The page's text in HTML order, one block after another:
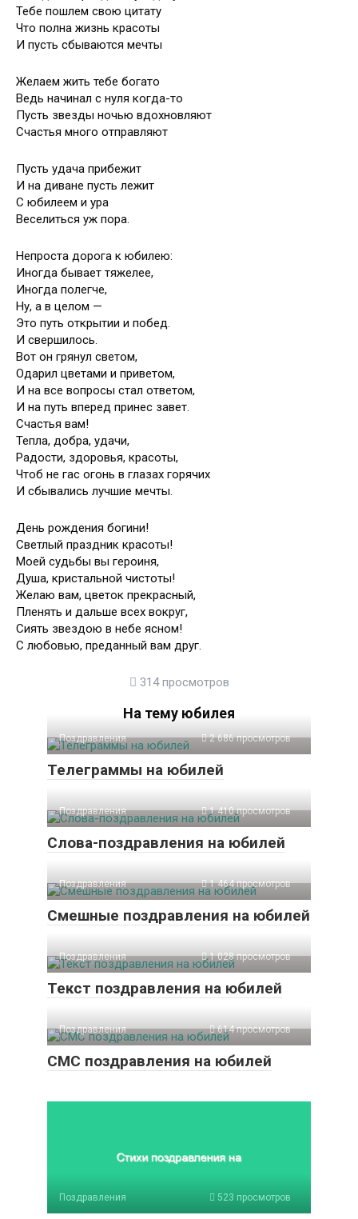
Тебе пошлем свою цитату
Что полна жизнь красоты
И пусть сбываются мечты
Желаем жить тебе богато
Ведь начинал с нуля когда-то
Пусть звезды ночью вдохновляют
Счастья много отправляют
Пусть удача прибежит
И на диване пусть лежит
С юбилеем и ура
Веселиться уж пора.
Непроста дорога к юбилею:
Иногда бывает тяжелее,
Иногда полегче,
Ну, а в целом —
Это путь открытии и побед.
И свершилось.
Вот он грянул светом,
Одарил цветами и приветом,
И на все вопросы стал ответом,
И на путь вперед принес завет.
Счастья вам!
Тепла, добра, удачи,
Радости, здоровья, красоты,
Чтоб не гас огонь в глазах горячих
И сбывались лучшие мечты.
День рождения богини!
Светлый праздник красоты!
Моей судьбы вы героиня,
Душа, кристальной чистоты!
Желаю вам, цветок прекрасный,
Пленять и дальше всех вокруг,
Сиять звездою в небе ясном!
С любовью, преданный вам друг.
314 просмотров
На тему юбилея
Поздравления 2 686 просмотров
Телеграммы на юбилей
Поздравления 1 410 просмотров
Слова-поздравления на юбилей
Поздравления 1 464 просмотров
Смешные поздравления на юбилей
Поздравления 1 028 просмотров
Текст поздравления на юбилей
Поздравления 614 просмотров
СМС поздравления на юбилей
Поздравления 523 просмотров